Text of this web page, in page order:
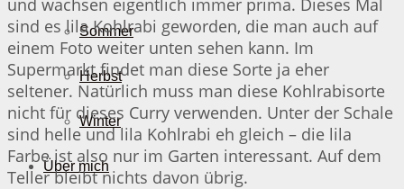
Sommer
Herbst
Winter
Über mich
und wachsen eigentlich immer prima. Dieses Mal
sind es lila Kohlrabi geworden, die man auch auf
einem Foto weiter unten sehen kann. Im
Supermarkt findet man diese Sorte ja eher
seltener. Natürlich muss man diese Kohlrabisorte
nicht für dieses Curry verwenden. Unter der Schale
sind helle und lila Kohlrabi eh gleich – die lila
Farbe ist also nur im Garten interessant. Auf dem
Teller bleibt nichts davon übrig.